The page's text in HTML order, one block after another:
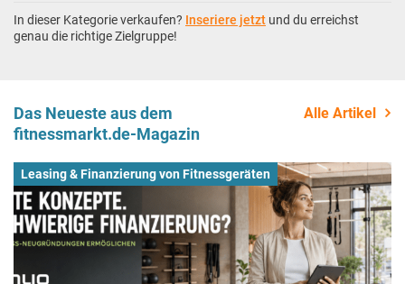
In dieser Kategorie verkaufen? Inseriere jetzt und du erreichst
genau die richtige Zielgruppe!
Das Neueste aus dem
fitnessmarkt.de-Magazin
Alle Artikel
Leasing & Finanzierung von Fitnessgeräten